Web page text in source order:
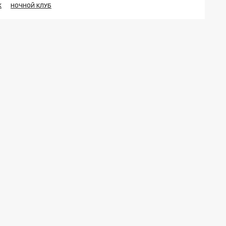
НОЧНОЙ КЛУБ